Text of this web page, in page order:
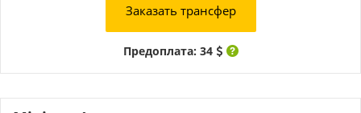
Заказать трансфер
Предоплата: 34